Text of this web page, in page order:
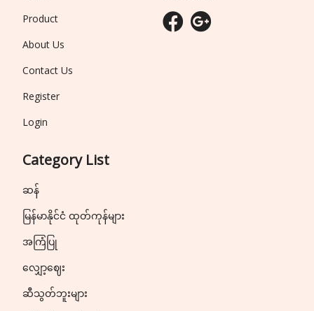
Product
About Us
Contact Us
Register
Login
Category List
ဆန်
မြန်မာနိုင်ငံ ထုတ်ကုန်များ
အကြံပြု
လျှော့ဈေး
ဆီသွတ်ဘူးများ